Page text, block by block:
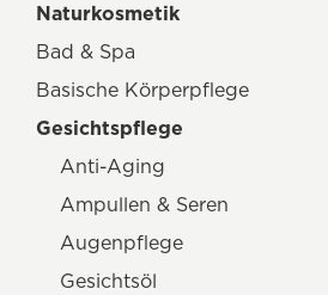
Naturkosmetik
Bad & Spa
Basische Körperpflege
Gesichtspflege
Anti-Aging
Ampullen & Seren
Augenpflege
Gesichtsöl